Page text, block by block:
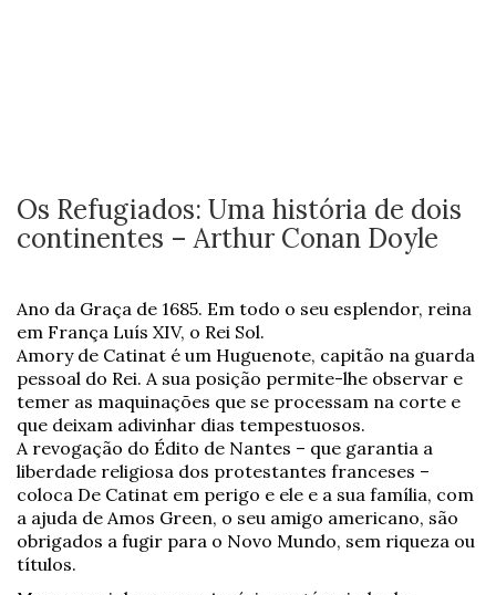
Os Refugiados: Uma história de dois
continentes – Arthur Conan Doyle
Ano da Graça de 1685. Em todo o seu esplendor, reina
em França Luís XIV, o Rei Sol.
Amory de Catinat é um Huguenote, capitão na guarda
pessoal do Rei. A sua posição permite-lhe observar e
temer as maquinações que se processam na corte e
que deixam adivinhar dias tempestuosos.
A revogação do Édito de Nantes – que garantia a
liberdade religiosa dos protestantes franceses –
coloca De Catinat em perigo e ele e a sua família, com
a ajuda de Amos Green, o seu amigo americano, são
obrigados a fugir para o Novo Mundo, sem riqueza ou
títulos.